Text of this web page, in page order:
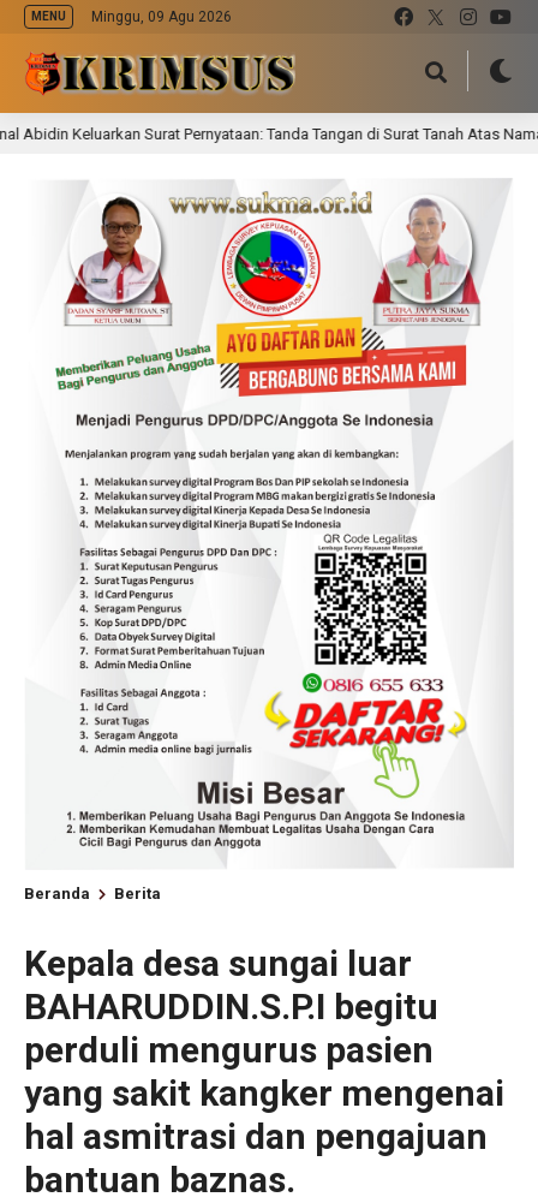
MENU Minggu, 09 Agu 2026
Surat Pernyataan: Tanda Tangan di Surat Tanah Atas Nama H. Badu
Beranda Berita
Kepala desa sungai luar
BAHARUDDIN.S.P.I begitu
perduli mengurus pasien
yang sakit kangker mengenai
hal asmitrasi dan pengajuan
bantuan baznas.